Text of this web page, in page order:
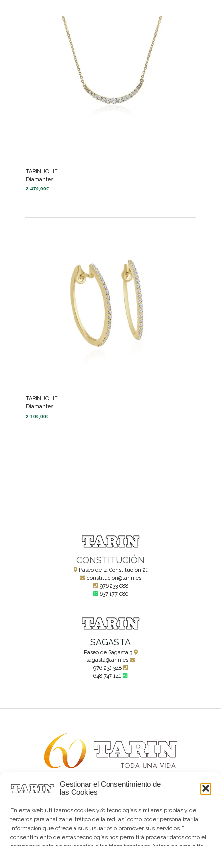
Gestionar el Consentimiento de
las Cookies
En esta web utilizamos cookies y/o tecnologías similares propias y de
terceros para analizar el tráfico de la red, así como poder personalizar la
información que ofrece a sus usuarios o promover sus servicios.El
consentimiento de estas tecnologías nos permitirá procesar datos como el
TARIN JOLIE
Diamantes
2.470,00€
TARIN JOLIE
Diamantes
2.100,00€
CONSTITUCIÓN
Paseo de la Constitución 21
constitucion@tarin.es
976 233 088
637 177 080
SAGASTA
Paseo de Sagasta 3
sagasta@tarin.es
976 232 348
648 747 141
Alta joyería desde 1963
Tarín Magazine
Contacto